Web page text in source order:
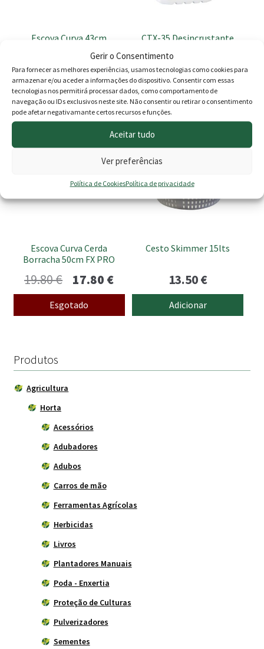
Gerir o Consentimento
Para fornecer as melhores experiências, usamos tecnologias como cookies para
armazenar e/ou aceder a informações do dispositivo. Consentir com essas
tecnologias nos permitirá processar dados, como comportamento de
navegação ou IDs exclusivos neste site. Não consentir ou retirar o consentimento
pode afetar negativamante certos recursos e funções.
Aceitar tudo
Ver preferências
Política de CookiesPolítica de privacidade
Escova Curva 43cm
7.00€
Adicionar
CTX-35 Desincrustante
16.50€
Adicionar
Escova Curva Cerda
Borracha 50cm FX PRO
PROMOÇÃO -10%
19.80€
O
preço
original
17.80 €O
preço
atual
Esgotado
Cesto Skimmer 15lts
13.50€
Adicionar
Produtos
Agricultura
Horta
Acessórios
Adubadores
Adubos
Carros de mão
Ferramentas Agrícolas
Herbicidas
Livros
Plantadores Manuais
Poda - Enxertia
Proteção de Culturas
Pulverizadores
Sementes